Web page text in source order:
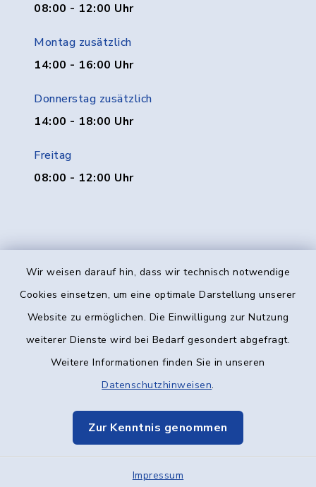
Wir weisen darauf hin, dass wir technisch notwendige
Cookies einsetzen, um eine optimale Darstellung unserer
Website zu ermöglichen. Die Einwilligung zur Nutzung
weiterer Dienste wird bei Bedarf gesondert abgefragt.
Weitere Informationen finden Sie in unseren
Datenschutzhinweisen.
Zur Kenntnis genommen
Impressum
08:00 - 12:00 Uhr
Montag zusätzlich
14:00 - 16:00 Uhr
Donnerstag zusätzlich
14:00 - 18:00 Uhr
Freitag
08:00 - 12:00 Uhr
Kontakt
Datenschutz
Elektronische Kommunikation
Sitemap